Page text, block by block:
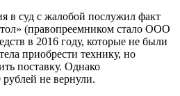
в суд с жалобой послужил факт
(правопреемником стало ООО
в 2016 году, которые не были
приобрести технику, но
поставку. Однако
не вернули.